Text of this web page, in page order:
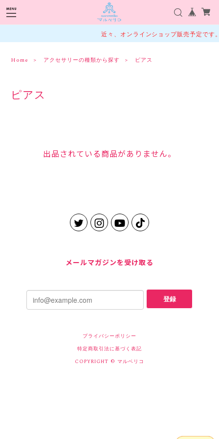
近々、オンラインショップ販売予定です
Home アクセサリーの種類から探す ピアス
ピアス
出品されている商品がありません。
メールマガジンを受け取る
登録
プライバシーポリシー
特定商取引法に基づく表記
COPYRIGHT © マルベリコ